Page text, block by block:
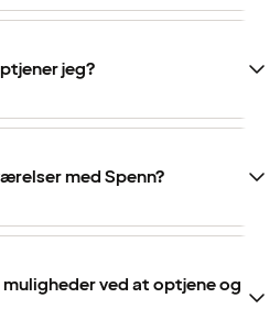
jeg?
med Spenn?
ved at optjene og